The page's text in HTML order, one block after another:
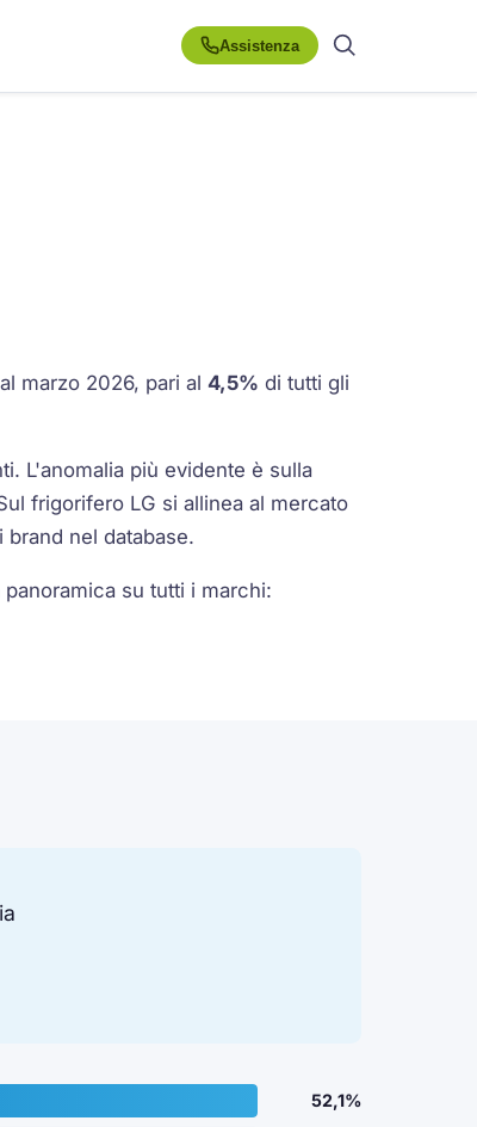
Assistenza
marzo 2026, pari al4,5% di tutti gli
L'anomalia più evidente è sulla
frigorifero LG si allinea al mercato
nel database.
panoramica su tutti i marchi:
52,1%